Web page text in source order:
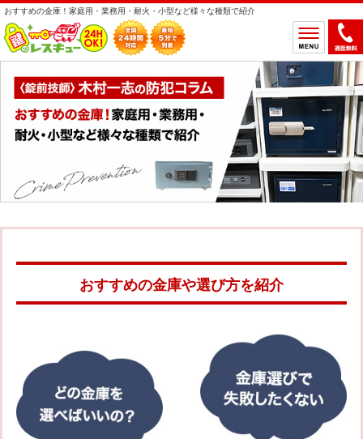
おすすめの金庫！家庭用・業務用・耐火・小型など様々な種類で紹介
ホーム
鍵のトラブルから選ぶ
鍵修理
鍵作製
鍵の設置場所から選ぶ
車
バイク 金庫
鍵のメーカー・製品から選ぶ
シリンダー錠 玉座錠・引違戸錠
補助錠（ワンドアツーロック） キーレス錠
電気錠 窓用防犯錠
おすすめの金庫や選び方を紹介